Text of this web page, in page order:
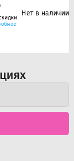
Нет в наличии